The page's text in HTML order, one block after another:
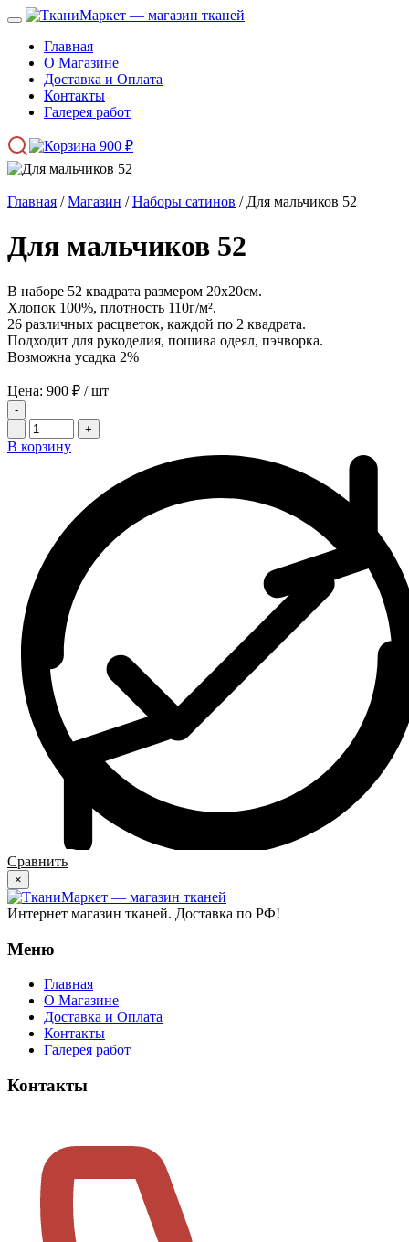
Главная
О Магазине
Доставка и Оплата
Контакты
Галерея работ
900 ₽
Главная /Магазин /Наборы сатинов / Для мальчиков 52
Для мальчиков 52
В наборе 52 квадрата размером 20х20см.
Хлопок 100%, плотность 110г/м².
26 различных расцветок, каждой по 2 квадрата.
Подходит для рукоделия, пошива одеял, пэчворка.
Возможна усадка 2%
Цена: 900 ₽ / шт
-
-
+
В корзину
Сравнить
×
Интернет магазин тканей. Доставка по РФ!
Меню
Главная
О Магазине
Доставка и Оплата
Контакты
Галерея работ
Контакты